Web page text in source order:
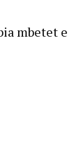
mbetet e